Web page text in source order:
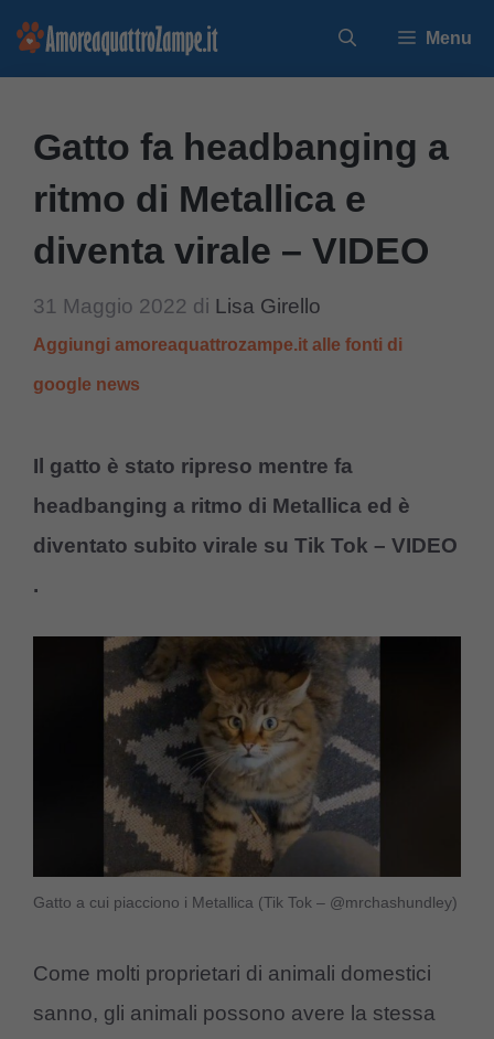
Vai
Menu
Gatto fa headbanging a
ritmo di Metallica e
diventa virale – VIDEO
31 Maggio 2022 di Lisa Girello
Aggiungi amoreaquattrozampe.it alle fonti di
google news
Il gatto è stato ripreso mentre fa
headbanging a ritmo di Metallica ed è
diventato subito virale su Tik Tok – VIDEO
.
Gatto a cui piacciono i Metallica (Tik Tok – @mrchashundley)
Come molti proprietari di animali domestici
sanno, gli animali possono avere la stessa